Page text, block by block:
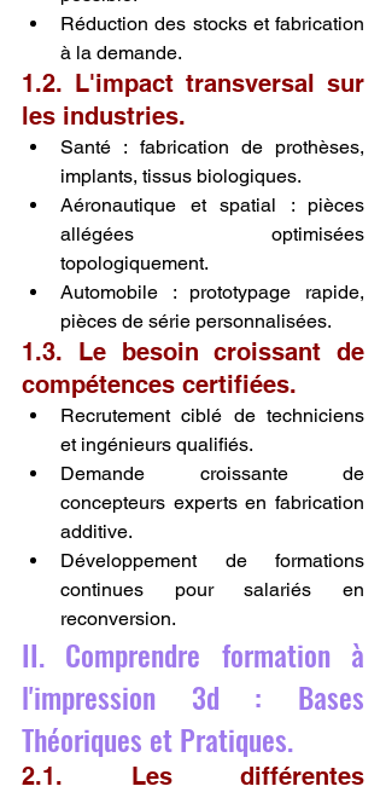
Réduction des stocks et fabrication
à la demande.
1.2. L'impact transversal sur
les industries.
Santé : fabrication de prothèses,
implants, tissus biologiques.
Aéronautique et spatial : pièces
allégées optimisées
topologiquement.
Automobile : prototypage rapide,
pièces de série personnalisées.
1.3. Le besoin croissant de
compétences certifiées.
Recrutement ciblé de techniciens
et ingénieurs qualifiés.
Demande croissante de
concepteurs experts en fabrication
additive.
Développement de formations
continues pour salariés en
reconversion.
II. Comprendre formation à
l'impression 3d : Bases
Théoriques et Pratiques.
2.1. Les différentes